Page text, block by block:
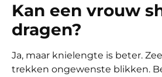
Kan een vrouw
dragen?
Ja, maar knielengte is beter.
trekken ongewenste blikken.